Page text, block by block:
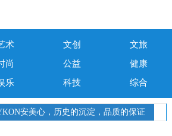
术 文创
文旅
尚 公益
健康
乐 科技 综合
安美心，历史的沉淀，品质的保证